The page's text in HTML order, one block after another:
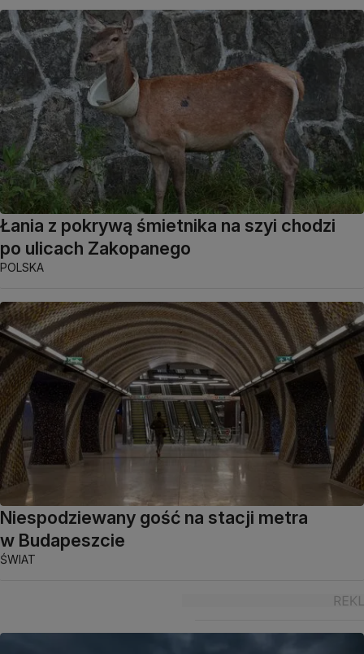
Łania z pokrywą śmietnika na szyi chodzi
po ulicach Zakopanego
POLSKA
Niespodziewany gość na stacji metra
w Budapeszcie
ŚWIAT